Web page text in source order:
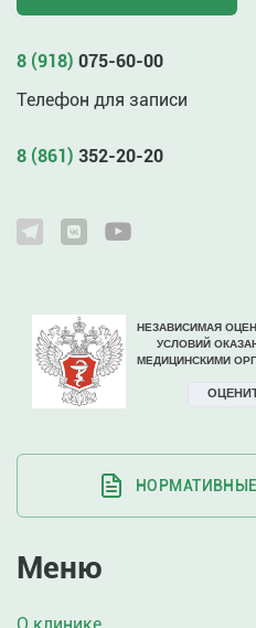
8 (918) 075-60-00
Телефон для записи
8 (861) 352-20-20
Меню